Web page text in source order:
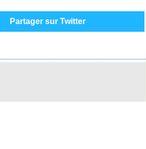
Partager sur Twitter